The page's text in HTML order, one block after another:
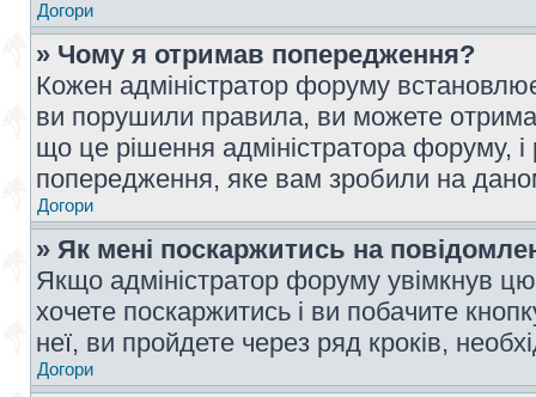
Догори
» Чому я отримав попередження?
Кожен адміністратор форуму
ви порушили правила, ви можете
що це рішення адміністратора форуму,
попередження, яке вам зробили на
Догори
» Як мені поскаржитись на
Якщо адміністратор форуму увімкнув
хочете поскаржитись і ви побачите
неї, ви пройдете через ряд кроків,
Догори